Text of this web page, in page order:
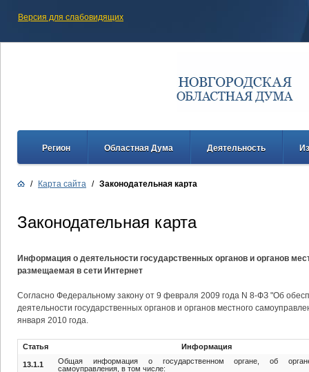
Версия для слабовидящих
Регион Областная Дума Деятельность
/ Карта сайта / Законодательная карта
Законодательная карта
Информация о деятельности государственных органов и органов
размещаемая в сети Интернет
Согласно Федеральному закону от 9 февраля 2009 года N 8-ФЗ "Об
деятельности государственных органов и органов местного
января 2010 года.
Статья Информация
13.1.1
Общая информация о государственном органе, об
самоуправления, в том числе: